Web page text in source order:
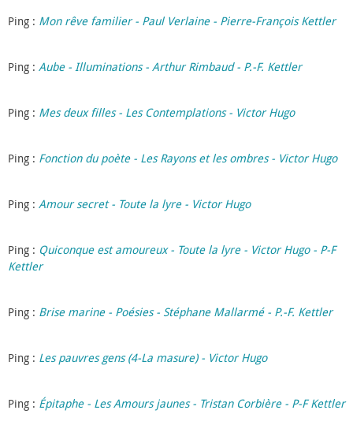
Ping : Mon rêve familier - Paul Verlaine - Pierre-François Kettler
Ping : Aube - Illuminations - Arthur Rimbaud - P.-F. Kettler
Ping : Mes deux filles - Les Contemplations - Victor Hugo
Ping : Fonction du poète - Les Rayons et les ombres - Victor Hugo
Ping : Amour secret - Toute la lyre - Victor Hugo
Ping : Quiconque est amoureux - Toute la lyre - Victor Hugo - P-F
Kettler
Ping : Brise marine - Poésies - Stéphane Mallarmé - P.-F. Kettler
Ping : Les pauvres gens (4-La masure) - Victor Hugo
Ping : Épitaphe - Les Amours jaunes - Tristan Corbière - P-F Kettler